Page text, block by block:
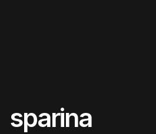
sparina